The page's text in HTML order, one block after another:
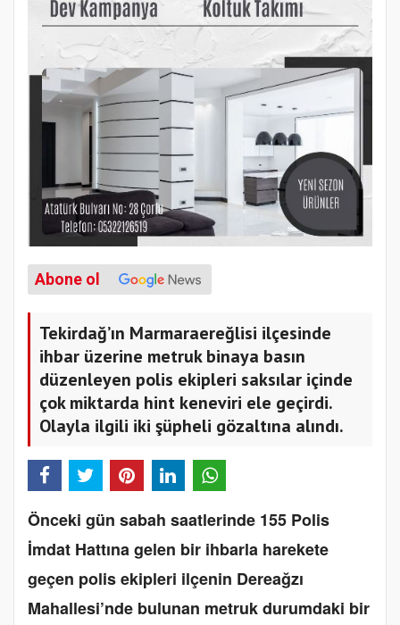
Abone ol
Tekirdağ’ın Marmaraereğlisi ilçesinde
ihbar üzerine metruk binaya basın
düzenleyen polis ekipleri saksılar içinde
çok miktarda hint keneviri ele geçirdi.
Olayla ilgili iki şüpheli gözaltına alındı.
Önceki gün sabah saatlerinde 155 Polis
İmdat Hattına gelen bir ihbarla harekete
geçen polis ekipleri ilçenin Dereağzı
Mahallesi’nde bulunan metruk durumdaki bir